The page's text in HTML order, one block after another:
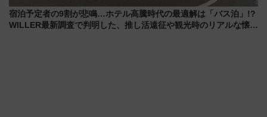
宿泊予定者の9割が悲鳴…ホテル高騰時代の最適解は「バス泊」!?
WILLER最新調査で判明した、推し活遠征や観光時のリアルな懐事